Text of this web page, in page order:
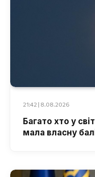
21:42 | 8.08.2026
Багато хто у
мала власну